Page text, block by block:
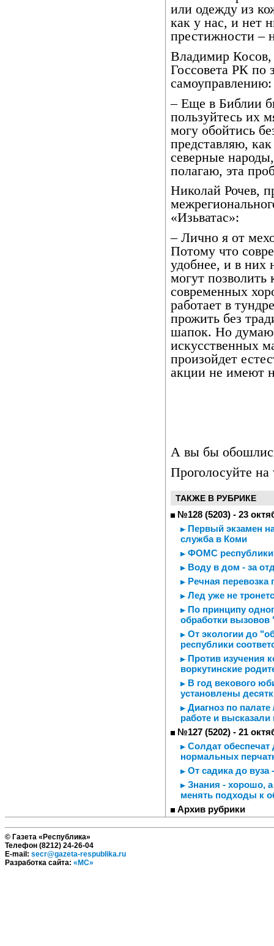
или одежду из
как у нас, и нет
престижности –
Владимир Косов,
Госсовета РК по
самоуправлению:
– Еще в Библии
пользуйтесь их
могу обойтись
представляю,
северные
полагаю, эта
Николай Рочев,
«Изьватас»:
– Лично я от
Потому что
удобнее, и в них
могут
современных
работает в
прожить без
шапок. Но
искусственных
произойдет
акции не имеют
А вы бы
Проголосуйте
ТАКЖЕ В РУБРИКЕ
№128 (5203) - 23
Первый экзамен
служба в Коми
ФОМС республики
Воду в дом - за
Речная перевозка
Лед уже не
По принципу
обработки
От экологии до
республики
Против изучения
воркутинские
В год векового
установлены
Диагноз по
работе и
№127 (5202) - 21
Солдат обеспечат
нормальных
От садика до вуза
Знания - хорошо,
менять подходы к
Архив рубрики
© Газета «Республика»
Телефон (8212) 24-26-04
E-mail: secr@gazeta-respublika.ru
Разработка сайта: «МС»